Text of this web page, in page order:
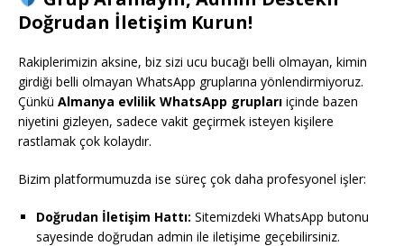
Doğrudan İletişim Kurun!
Rakiplerimizin aksine, biz sizi ucu bucağı belli olmayan, kimin
girdiği belli olmayan WhatsApp gruplarına yönlendirmiyoruz.
Çünkü Almanya evlilik WhatsApp grupları içinde bazen
niyetini gizleyen, sadece vakit geçirmek isteyen kişilere
rastlamak çok kolaydır.
Bizim platformumuzda ise süreç çok daha profesyonel işler:
Doğrudan İletişim Hattı: Sitemizdeki WhatsApp butonu
sayesinde doğrudan admin ile iletişime geçebilirsiniz.